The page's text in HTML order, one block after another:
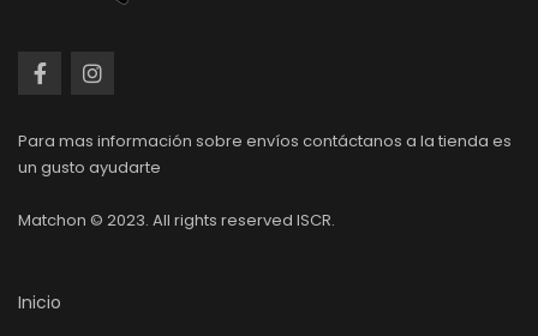
Para mas información sobre envíos contáctanos a la tienda es
un gusto ayudarte
Matchon © 2023. All rights reserved ISCR.
Inicio